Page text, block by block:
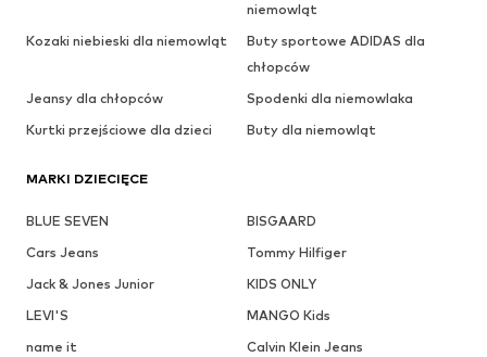
niemowląt
Kozaki niebieski dla niemowląt
Buty sportowe ADIDAS dla
chłopców
Jeansy dla chłopców
Spodenki dla niemowlaka
Kurtki przejściowe dla dzieci
Buty dla niemowląt
MARKI DZIECIĘCE
BLUE SEVEN
BISGAARD
Cars Jeans
Tommy Hilfiger
Jack & Jones Junior
KIDS ONLY
LEVI'S
MANGO Kids
name it
Calvin Klein Jeans